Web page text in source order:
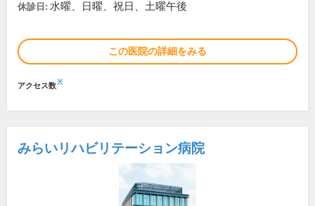
休診日: 水曜、日曜、祝日、土曜午後
この医院の詳細をみる
アクセス数※
みらいリハビリテーション病院